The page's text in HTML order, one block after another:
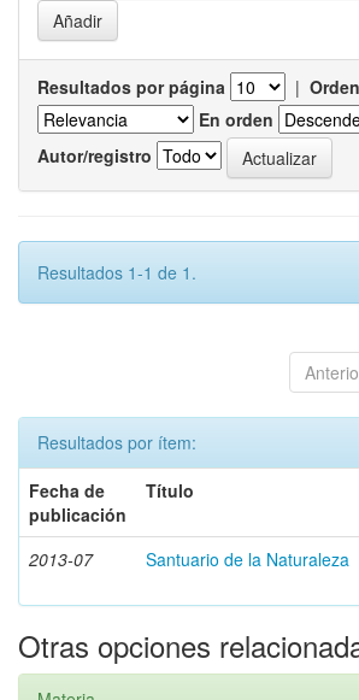
Resultados por página |
En orden
Autor/registro
Resultados 1-1 de 1.
Resultados por ítem:
Fecha de
publicación
Título
2013-07 Santuario de la Naturaleza
Otras opciones